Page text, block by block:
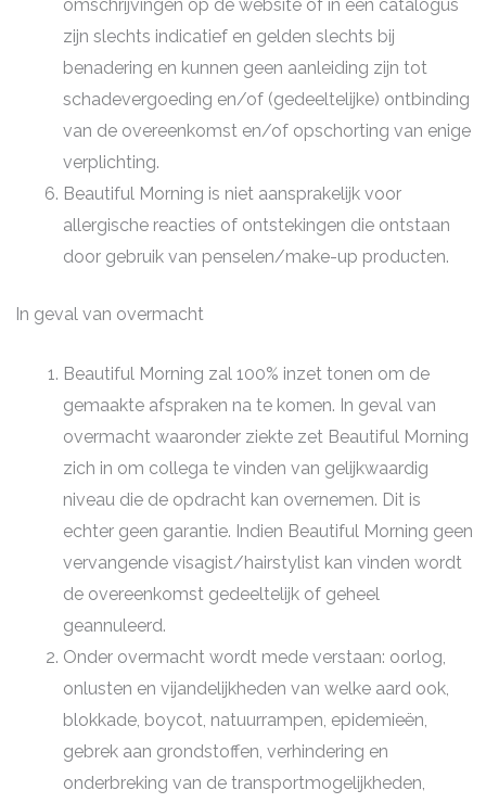
omschrijvingen op de website of in een catalogus
zijn slechts indicatief en gelden slechts bij
benadering en kunnen geen aanleiding zijn tot
schadevergoeding en/of (gedeeltelijke) ontbinding
van de overeenkomst en/of opschorting van enige
verplichting.
Beautiful Morning is niet aansprakelijk voor
allergische reacties of ontstekingen die ontstaan
door gebruik van penselen/make-up producten.
In geval van overmacht
Beautiful Morning zal 100% inzet tonen om de
gemaakte afspraken na te komen. In geval van
overmacht waaronder ziekte zet Beautiful Morning
zich in om collega te vinden van gelijkwaardig
niveau die de opdracht kan overnemen. Dit is
echter geen garantie. Indien Beautiful Morning geen
vervangende visagist/hairstylist kan vinden wordt
de overeenkomst gedeeltelijk of geheel
geannuleerd.
Onder overmacht wordt mede verstaan: oorlog,
onlusten en vijandelijkheden van welke aard ook,
blokkade, boycot, natuurrampen, epidemieën,
gebrek aan grondstoffen, verhindering en
onderbreking van de transportmogelijkheden,